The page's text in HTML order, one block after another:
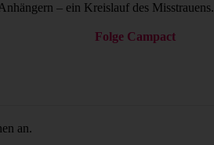
– ein Kreislauf des Misstrauens.
Folge Campact
an.